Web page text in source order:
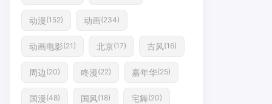
动漫(152) 动画(234)
动画电影(21) 北京(17) 古风(16)
周边 (20) 咚漫(22) 嘉年华(25)
国漫(48) 国风(18) 宅舞(20)